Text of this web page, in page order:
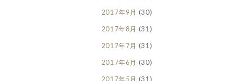
2017年9月 (30)
2017年8月 (31)
2017年7月 (31)
2017年6月 (30)
2017年5月 (31)